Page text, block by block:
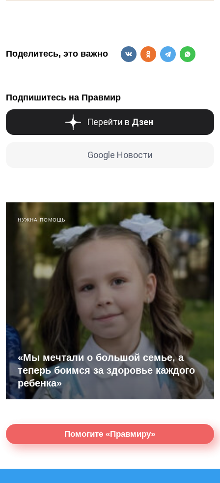
Поделитесь, это важно
Подпишитесь на Правмир
Перейти в Дзен
Google Новости
НУЖНА ПОМОЩЬ
«Мы мечтали о большой семье, а
теперь боимся за здоровье каждого
ребенка»
Помогите «Правмиру»